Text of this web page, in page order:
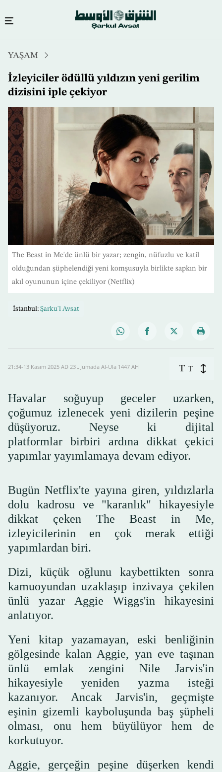
içeriğe
atla
YAŞAM
İzleyiciler ödüllü yıldızın yeni gerilim
dizisini iple çekiyor
The Beast in Me'de ünlü bir yazar; zengin, nüfuzlu ve katil
olduğundan şüphelendiği yeni komşusuyla birlikte sapkın bir
akıl oyununun içine çekiliyor (Netflix)
İstanbul: Şarku'l Avsat
21:34-13 Kasım 2025 AD ـ 23 Jumada Al-Ula 1447 AH T T
Havalar soğuyup geceler uzarken,
çoğumuz izlenecek yeni dizilerin peşine
düşüyoruz. Neyse ki dijital
platformlar birbiri ardına dikkat çekici
yapımlar yayımlamaya devam ediyor.
Bugün Netflix'te yayına giren, yıldızlarla
dolu kadrosu ve "karanlık" hikayesiyle
dikkat çeken The Beast in Me,
izleyicilerinin en çok merak ettiği
yapımlardan biri.
Dizi, küçük oğlunu kaybettikten sonra
kamuoyundan uzaklaşıp inzivaya çekilen
ünlü yazar Aggie Wiggs'in hikayesini
anlatıyor.
Yeni kitap yazamayan, eski benliğinin
gölgesinde kalan Aggie, yan eve taşınan
ünlü emlak zengini Nile Jarvis'in
hikayesiyle yeniden yazma isteği
kazanıyor. Ancak Jarvis'in, geçmişte
eşinin gizemli kayboluşunda baş şüpheli
olması, onu hem büyülüyor hem de
korkutuyor.
Aggie, gerçeğin peşine düşerken kendi